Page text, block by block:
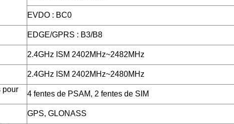
EVDO : BC0
EDGE/GPRS : B3/B8
2.4GHz ISM 2402MHz~2482MHz
2.4GHz ISM 2402MHz~2480MHz
pour
4 fentes de PSAM, 2 fentes de SIM
GPS, GLONASS